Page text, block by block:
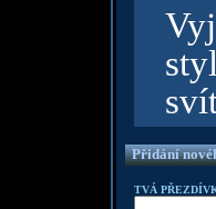
Přidání
TVÁ